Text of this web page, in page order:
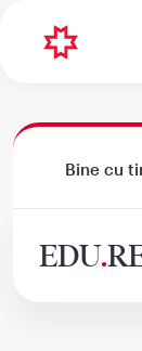
Bine cu
EDU.